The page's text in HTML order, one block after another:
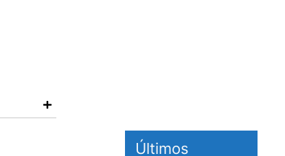
Últimos